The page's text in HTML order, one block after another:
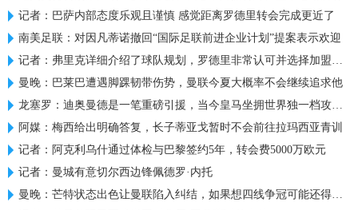
记者：巴萨内部态度乐观且谨慎 感觉距离罗德里转会完成更近了
南美足联：对因凡蒂诺撤回“国际足联前进企业计划”提案表示欢迎
记者：弗里克详细介绍了球队规划，罗德里非常认可并选择加盟巴萨
曼晚：巴莱巴遭遇脚踝韧带伤势，曼联今夏大概率不会继续追求他
龙塞罗：迪奥曼德是一笔重磅引援，当今皇马坐拥世界独一档攻击线
阿媒：梅西给出明确答复，长子蒂亚戈暂时不会前往拉玛西亚青训
记者：阿克利乌什通过体检与巴黎签约5年，转会费5000万欧元
记者：曼城有意切尔西边锋佩德罗·内托
曼晚：芒特状态出色让曼联陷入纠结，如果想四线争冠可能还得买人